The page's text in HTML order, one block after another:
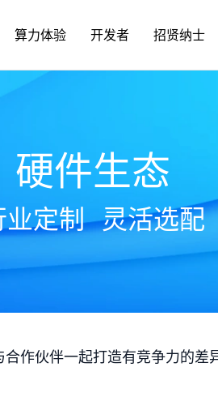
算力体验 开发者 招贤纳士
硬件生态
业定制 灵活选配
作伙伴一起打造有竞争力的差